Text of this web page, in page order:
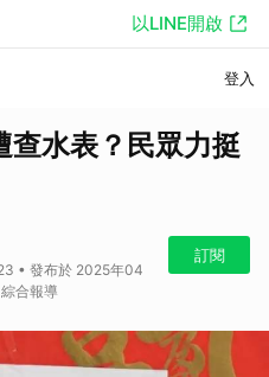
以LINE開啟
登入
查水表？民眾力挺
• 發布於 2025年04
合報導
訂閱